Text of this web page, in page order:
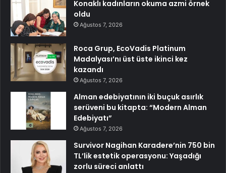
Konaklı kadınların okuma azmi örnek
oldu
Ağustos 7, 2026
Roca Grup, EcoVadis Platinum
Madalyası’nı üst üste ikinci kez
kazandı
Ağustos 7, 2026
Alman edebiyatının iki buçuk asırlık
serüveni bu kitapta: “Modern Alman
Edebiyatı”
Ağustos 7, 2026
Survivor Nagihan Karadere’nin 750 bin
TL’lik estetik operasyonu: Yaşadığı
zorlu süreci anlattı